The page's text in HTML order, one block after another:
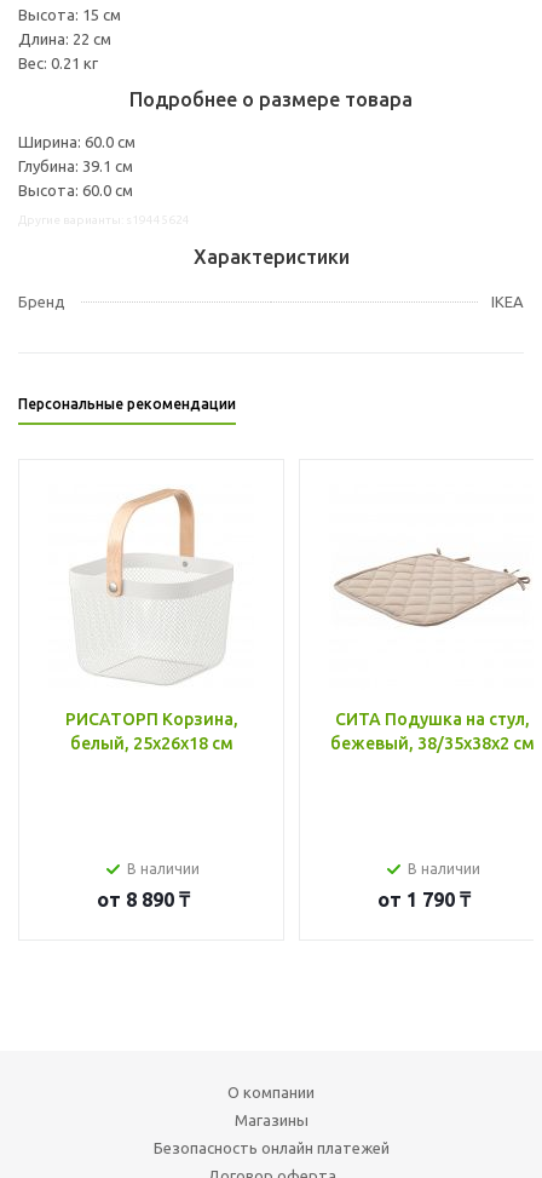
Высота: 15 см
Длина: 22 см
Вес: 0.21 кг
Подробнее о размере товара
Ширина: 60.0 см
Глубина: 39.1 см
Высота: 60.0 см
Характеристики
Бренд IKEA
Персональные рекомендации
РИСАТОРП Корзина,
белый, 25x26x18 см
В наличии
от 8 890 ₸
СИТА Подушка на стул,
бежевый, 38/35x38x2 см
В наличии
от 1 790 ₸
О компании
Магазины
Безопасность онлайн платежей